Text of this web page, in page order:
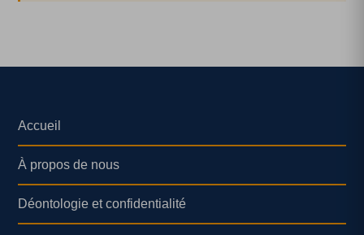
Accueil
À propos de nous
Déontologie et confidentialité